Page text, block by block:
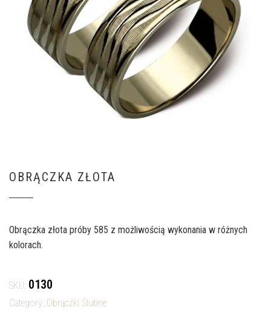
OBRĄCZKA ZŁOTA
Obrączka złota próby 585 z możliwością wykonania w różnych
kolorach.
SKU: 0130
Category: Obrączki Ślubne